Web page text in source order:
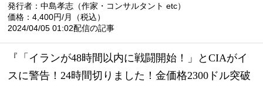
発行者：中島孝志（作家・コンサルタント etc）
価格：4,400円/月（税込）
2024/04/05 01:02配信の記事
『「イランが48時間以内に戦闘開始！」とCIAがイ
スに警告！24時間切りました！金価格2300ドル突破